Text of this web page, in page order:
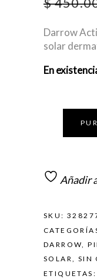
Darrow
solar
En
Añadir
SKU:
DARROW,
SOLAR, SIN